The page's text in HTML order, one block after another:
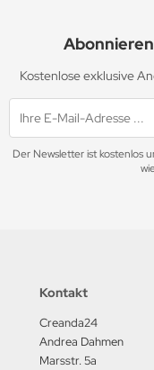
Kostenlose exklusive
Der Newsletter ist kostenlos
Kontakt
Creanda24
Andrea Dahmen
Marsstr. 5a